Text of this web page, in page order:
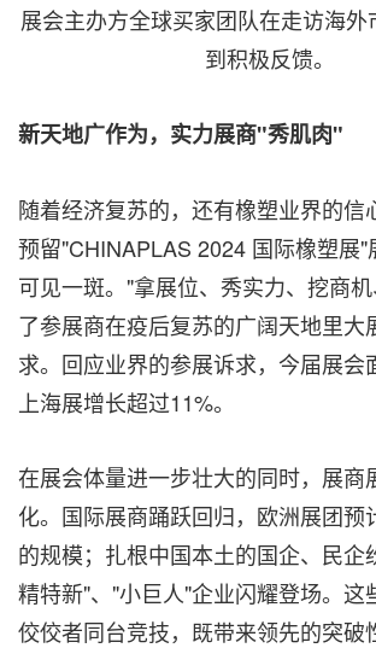
展会主办方全球买家团队在走访海
到积极反馈。
新天地广作为，实力展商"秀肌肉"
随着经济复苏的，还有橡塑业界的信
预留"CHINAPLAS 2024 国际橡塑展
可见一斑。"拿展位、秀实力、挖商
了参展商在疫后复苏的广阔天地里大
求。回应业界的参展诉求，今届展会
上海展增长超过11%。
在展会体量进一步壮大的同时，展商
化。国际展商踊跃回归，欧洲展团预
的规模；扎根中国本土的国企、民企
精特新"、"小巨人"企业闪耀登场。这
佼佼者同台竞技，既带来领先的突破